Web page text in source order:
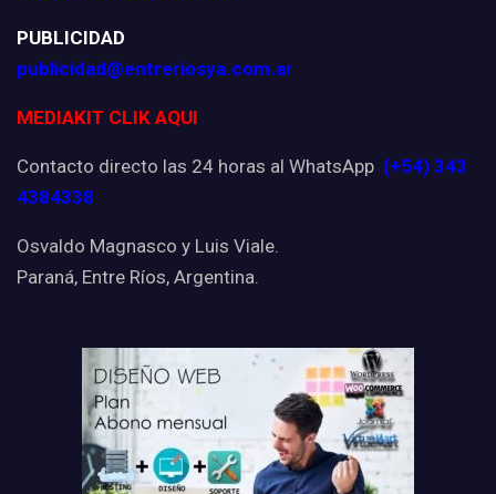
PUBLICIDAD
publicidad@entreriosya.com.ar
MEDIAKIT CLIK AQUI
Contacto directo las 24 horas al WhatsApp (+54) 343
4384338
Osvaldo Magnasco y Luis Viale.
Paraná, Entre Ríos, Argentina.